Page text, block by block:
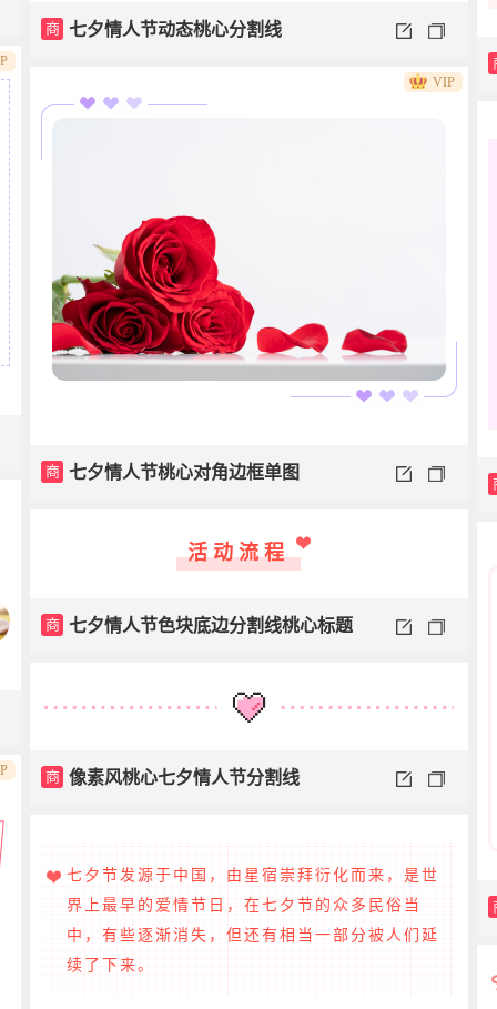
商 七夕情人节动态桃心分割线
商 七夕情人节桃心对角边框单图
VIP
活动流程
商 七夕情人节色块底边分割线桃心标题
商 像素风桃心七夕情人节分割线
七夕节发源于中国，由星宿崇拜衍化而来，是世
界上最早的爱情节日，在七夕节的众多民俗当
中，有些逐渐消失，但还有相当一部分被人们延
续了下来。